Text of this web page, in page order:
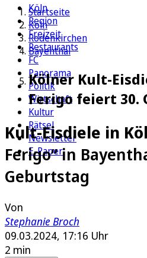
Köln
Region
Freizeit
Restaurants
FC
Panorama
Politik
Wirtschaft
Kultur
Rätsel
Newsletter
E-Paper
Startseite
Köln
Rodenkirchen
Bayenthal
Kölner Kult-
Ferigo feiert 30.
Kult-Eisdiele in
Ferigo“ in
Geburtstag
Von
Stephanie Broch
09.03.2024, 17:16 Uhr
2 min